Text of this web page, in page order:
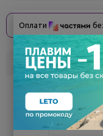
Оплати
Склад